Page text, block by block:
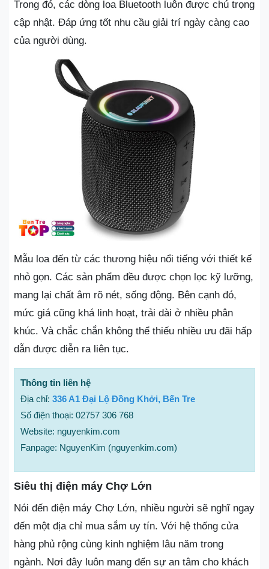
Trong đó, các dòng loa Bluetooth luôn được chú trọng
cập nhật. Đáp ứng tốt nhu cầu giải trí ngày càng cao
của người dùng.
Mẫu loa đến từ các thương hiệu nổi tiếng với thiết kế
nhỏ gọn. Các sản phẩm đều được chọn lọc kỹ lưỡng,
mang lại chất âm rõ nét, sống động. Bên cạnh đó,
mức giá cũng khá linh hoạt, trải dài ở nhiều phân
khúc. Và chắc chắn không thể thiếu nhiều ưu đãi hấp
dẫn được diễn ra liên tục.
Thông tin liên hệ
Địa chỉ: 336 A1 Đại Lộ Đồng Khởi, Bến Tre
Số điện thoại: 02757 306 768
Website: nguyenkim.com
Fanpage: NguyenKim (nguyenkim.com)
Siêu thị điện máy Chợ Lớn
Nói đến điện máy Chợ Lớn, nhiều người sẽ nghĩ ngay
đến một địa chỉ mua sắm uy tín. Với hệ thống cửa
hàng phủ rộng cùng kinh nghiệm lâu năm trong
ngành. Nơi đây luôn mang đến sự an tâm cho khách